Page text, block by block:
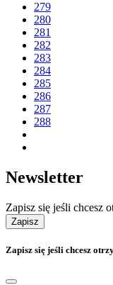
279
280
281
282
283
284
285
286
287
288
Newsletter
Zapisz się jeśli chcesz
Zapisz
Zapisz się jeśli chcesz